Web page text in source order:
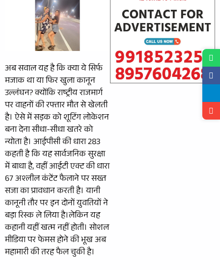
अब सवाल यह है कि क्या ये सिर्फ
मजाक था या फिर खुला कानून
उल्लंघन? क्योंकि राष्ट्रीय राजमार्ग
पर वाहनों की रफ्तार मौत से खेलती
है। ऐसे में सड़क को शूटिंग लोकेशन
बना देना सीधा-सीधा खतरे को
न्योता है। आईपीसी की धारा 283
कहती है कि यह सार्वजनिक सुरक्षा
में बाधा है, वहीं आईटी एक्ट की धारा
67 अश्लील कंटेंट फैलाने पर सख्त
सजा का प्रावधान करती है। यानी
कानूनी तौर पर इन दोनों युवतियों ने
बड़ा रिस्क ले लिया है।लेकिन यह
कहानी यहीं खत्म नहीं होती। सोशल
मीडिया पर फेमस होने की भूख अब
महामारी की तरह फैल चुकी है।